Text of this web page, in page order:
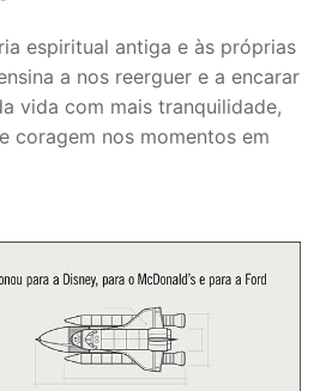
espiritual antiga e às próprias
a nos reerguer e a encarar
vida com mais tranquilidade,
coragem nos momentos em